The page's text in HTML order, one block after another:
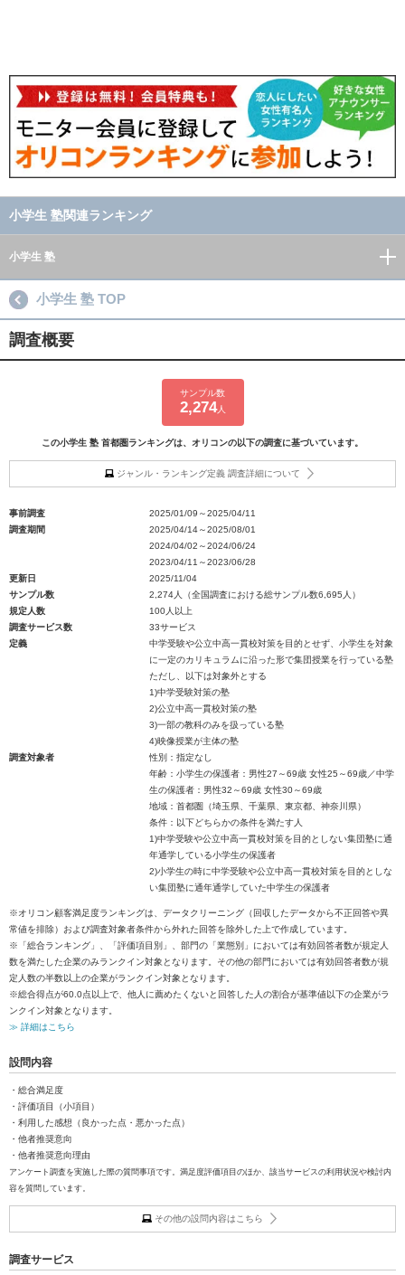
小学生 塾関連ランキング
小学生 塾
小学生 塾 TOP
調査概要
サンプル数
2,274人
この小学生 塾 首都圏ランキングは、オリコンの以下の調査に基づいています。
ジャンル・ランキング定義 調査詳細について
事前調査
2025/01/09～2025/04/11
調査期間
2025/04/14～2025/08/01
2024/04/02～2024/06/24
2023/04/11～2023/06/28
更新日
2025/11/04
サンプル数
2,274人（全国調査における総サンプル数6,695人）
規定人数
100人以上
調査サービス数
33サービス
定義
中学受験や公立中高一貫校対策を目的とせず、小学生を対象
に一定のカリキュラムに沿った形で集団授業を行っている塾
ただし、以下は対象外とする
1)中学受験対策の塾
2)公立中高一貫校対策の塾
3)一部の教科のみを扱っている塾
4)映像授業が主体の塾
調査対象者
性別：指定なし
年齢：小学生の保護者：男性27～69歳 女性25～69歳／中学
生の保護者：男性32～69歳 女性30～69歳
地域：首都圏（埼玉県、千葉県、東京都、神奈川県）
条件：以下どちらかの条件を満たす人
1)中学受験や公立中高一貫校対策を目的としない集団塾に通
年通学している小学生の保護者
2)小学生の時に中学受験や公立中高一貫校対策を目的としな
い集団塾に通年通学していた中学生の保護者
※オリコン顧客満足度ランキングは、データクリーニング（回収したデータから不正回答や異
常値を排除）および調査対象者条件から外れた回答を除外した上で作成しています。
※「総合ランキング」、「評価項目別」、部門の「業態別」においては有効回答者数が規定人
数を満たした企業のみランクイン対象となります。その他の部門においては有効回答者数が規
定人数の半数以上の企業がランクイン対象となります。
※総合得点が60.0点以上で、他人に薦めたくないと回答した人の割合が基準値以下の企業がラ
ンクイン対象となります。
≫ 詳細はこちら
設問内容
・総合満足度
・評価項目（小項目）
・利用した感想（良かった点・悪かった点）
・他者推奨意向
・他者推奨意向理由
アンケート調査を実施した際の質問事項です。満足度評価項目のほか、該当サービスの利用状況や検討内
容を質問しています。
その他の設問内容はこちら
調査サービス